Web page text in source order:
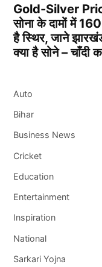
Gold-Silver
सोना के दामों में
है स्थिर, जाने
क्या है सोने – चाँदी
Auto
Bihar
Business News
Cricket
Education
Entertainment
Inspiration
National
Sarkari Yojna